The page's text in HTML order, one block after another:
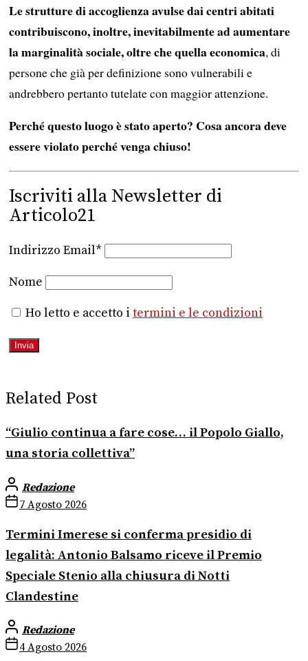
Le strutture di accoglienza avulse dai centri abitati
contribuiscono, inoltre, inevitabilmente ad aumentare
la marginalità sociale, oltre che quella economica, di
persone che già per definizione sono vulnerabili e
andrebbero pertanto tutelate con maggior attenzione.
Perché questo luogo è stato aperto? Cosa ancora deve
essere violato perché venga chiuso!
Iscriviti alla Newsletter di
Articolo21
Indirizzo Email*
Nome
Ho letto e accetto i termini e le condizioni
Related Post
“Giulio continua a fare cose… il Popolo Giallo,
una storia collettiva”
Redazione
7 Agosto 2026
Termini Imerese si conferma presidio di
legalità: Antonio Balsamo riceve il Premio
Speciale Stenio alla chiusura di Notti
Clandestine
Redazione
4 Agosto 2026